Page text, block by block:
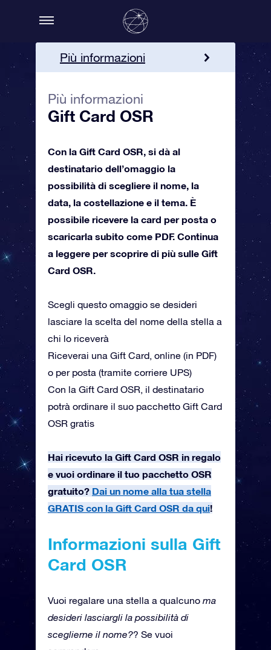
Più informazioni
Ordina la Gift Card OSR!
Più informazioni
Gift Card OSR
Con la Gift Card OSR, si dà al
destinatario dell’omaggio la
possibilità di scegliere il nome, la
data, la costellazione e il tema. È
possibile ricevere la card per posta o
scaricarla subito come PDF. Continua
a leggere per scoprire di più sulle Gift
Card OSR.
Scegli questo omaggio se desideri
lasciare la scelta del nome della stella a
chi lo riceverà
Riceverai una Gift Card, online (in PDF)
o per posta (tramite corriere UPS)
Con la Gift Card OSR, il destinatario
potrà ordinare il suo pacchetto Gift Card
OSR gratis
Hai ricevuto la Gift Card OSR in regalo
e vuoi ordinare il tuo pacchetto OSR
gratuito? Dai un nome alla tua stella
GRATIS con la Gift Card OSR da qui!
Informazioni sulla Gift
Card OSR
Vuoi regalare una stella a qualcuno ma
desideri lasciargli la possibilità di
sceglierne il nome?? Se vuoi